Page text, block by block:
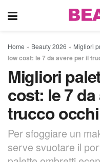
Home » Beauty 2026 » Migliori
low cost: le 7 da avere per il
Migliori
cost: le 7
trucco occhi
Per sfoggiare un
serve svuotare il